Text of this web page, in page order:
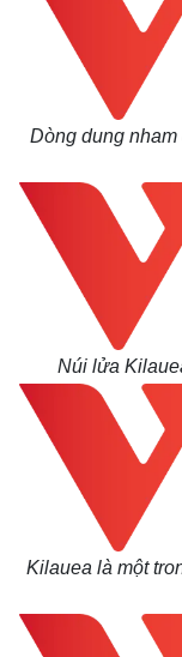
Bất động sản
Khởi nghiệp
Dòng dung
Núi lửa
Kilauea là một